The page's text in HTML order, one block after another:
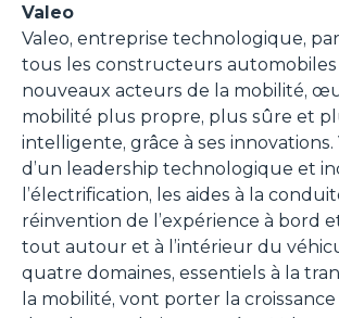
Valeo
Valeo, entreprise technologique,
tous les constructeurs automobiles
nouveaux acteurs de la mobilité,
mobilité plus propre, plus sûre et
intelligente, grâce à ses innovations.
d’un leadership technologique et
l’électrification, les aides à la
réinvention de l’expérience à bord
tout autour et à l’intérieur du
quatre domaines, essentiels à la
la mobilité, vont porter la